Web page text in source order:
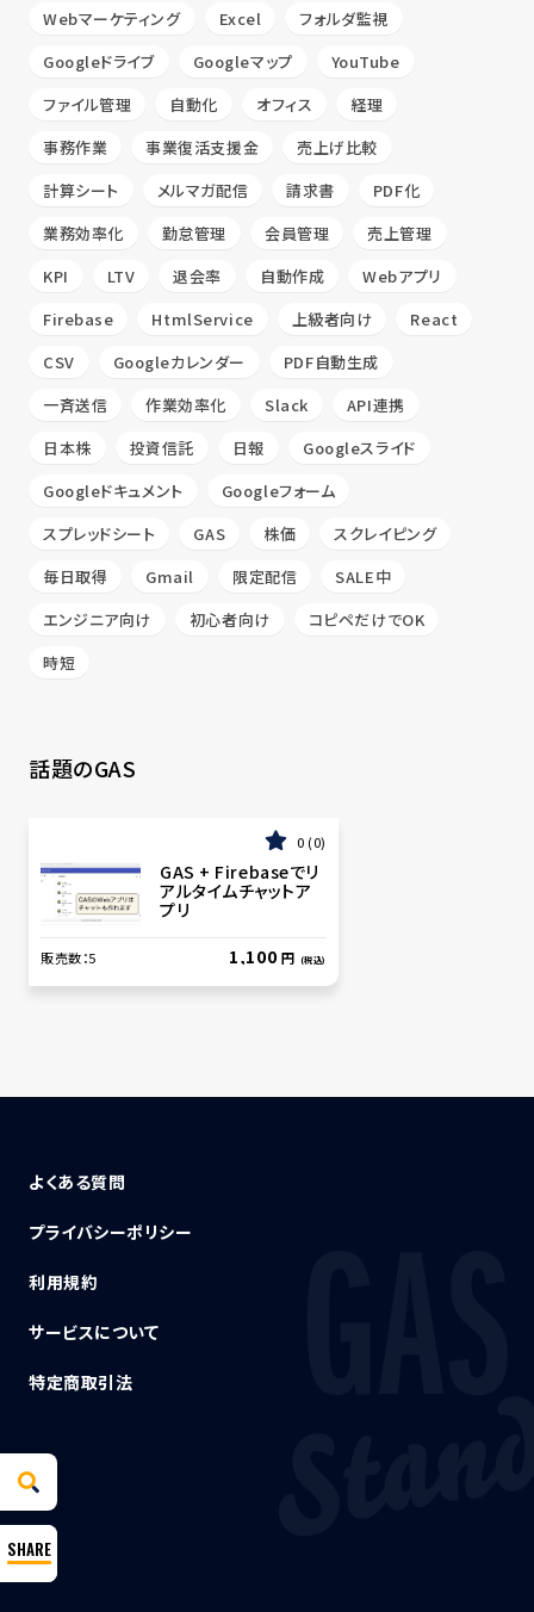
Webマーケティング
Excel
フォルダ監視
Googleドライブ
Googleマップ
YouTube
ファイル管理
自動化 オフィス
経理
事務作業
事業復活支援金
売上げ比較
計算シート
メルマガ配信 請求書
PDF化
業務効率化
勤怠管理 会員管理
売上管理
KPI
LTV 退会率 自動作成
Webアプリ
Firebase
HtmlService 上級者向け
React
CSV
Googleカレンダー
PDF自動生成
一斉送信
作業効率化 Slack
API連携
日本株
投資信託 日報
Googleスライド
Googleドキュメント
Googleフォーム
スプレッドシート
GAS 株価
スクレイピング
毎日取得
Gmail 限定配信
SALE中
エンジニア向け
初心者向け
コピペだけでOK
時短
話題のGAS
0 0
GAS + Firebaseでリ
アルタイムチャットア
プリ
販売数：5 1,100 円 (税込)
よくある質問
プライバシーポリシー
利用規約
サービスについて
特定商取引法